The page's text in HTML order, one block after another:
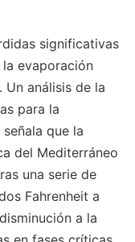
significativas
evaporación
Un análisis de la
para la
que la
del Mediterráneo
una serie de
Fahrenheit a
a la